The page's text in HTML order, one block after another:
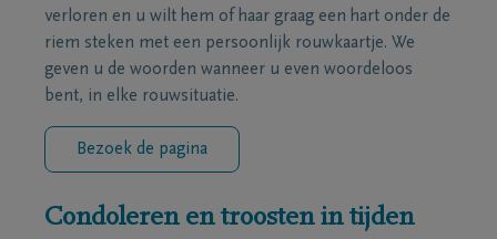
verloren en u wilt hem of haar graag een hart onder de
riem steken met een persoonlijk rouwkaartje. We
geven u de woorden wanneer u even woordeloos
bent, in elke rouwsituatie.
Bezoek de pagina
Condoleren en troosten in tijden